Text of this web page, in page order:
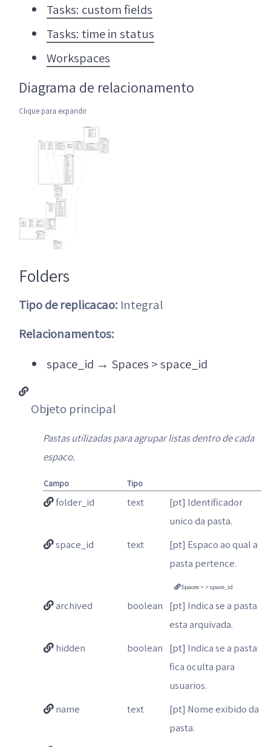
Tasks: custom fields
Tasks: time in status
Workspaces
Diagrama de relacionamento
Clique para expandir
Folders
Tipo de replicacao: Integral
Relacionamentos:
space_id → Spaces > space_id
Objeto principal
Pastas utilizadas para agrupar listas dentro de cada
espaco.
Campo Tipo
folder_id text
[pt] Identificador
unico da pasta.
space_id
text
[pt] Espaco ao qual a
pasta pertence.
Spaces > > space_id
archived boolean [pt] Indica se a pasta
esta arquivada.
hidden
boolean [pt] Indica se a pasta
fica oculta para
usuarios.
name
text
[pt] Nome exibido da
pasta.